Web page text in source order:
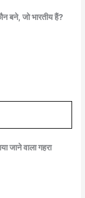
बने, जो भारतीय हैं?
जाने वाला गहरा